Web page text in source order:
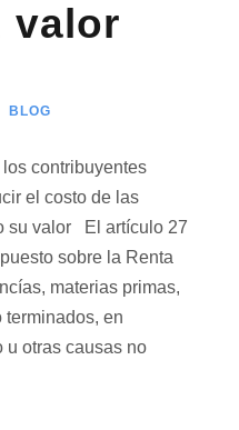
valor
BLOG
contribuyentes
el costo de las
su valor El artículo 27
sobre la Renta
materias primas,
terminados, en
u otras causas no